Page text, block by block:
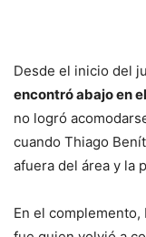
Desde el inicio del
encontró abajo en
no logró
cuando Thiago
afuera del área y la
En el